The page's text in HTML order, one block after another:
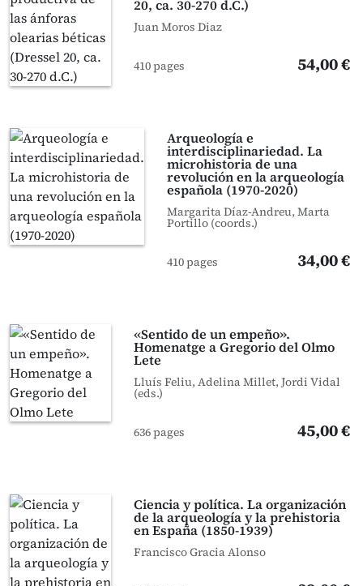
20, ca. 30-270 d.C.)
Juan Moros Diaz
410 pages 54,00 €
Arqueología e
interdisciplinariedad. La
microhistoria de una
revolución en la arqueología
española (1970-2020)
Margarita Díaz-Andreu, Marta
Portillo (coords.)
410 pages 34,00 €
«Sentido de un empeño».
Homenatge a Gregorio del Olmo
Lete
Lluís Feliu, Adelina Millet, Jordi Vidal
(eds.)
636 pages 45,00 €
Ciencia y política. La organización
de la arqueología y la prehistoria
en España (1850-1939)
Francisco Gracia Alonso